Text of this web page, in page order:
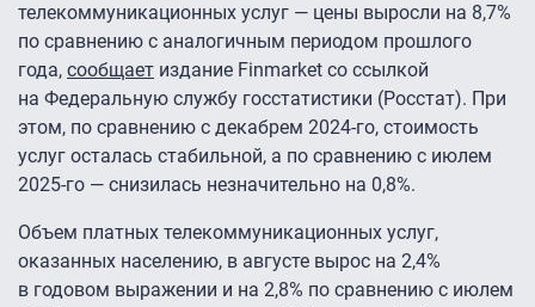
телекоммуникационных услуг — цены выросли на 8,7%
по сравнению с аналогичным периодом прошлого
года, сообщает издание Finmarket со ссылкой
на Федеральную службу госстатистики (Росстат). При
этом, по сравнению с декабрем 2024-го, стоимость
услуг осталась стабильной, а по сравнению с июлем
2025-го — снизилась незначительно на 0,8%.
Объем платных телекоммуникационных услуг,
оказанных населению, в августе вырос на 2,4%
в годовом выражении и на 2,8% по сравнению с июлем